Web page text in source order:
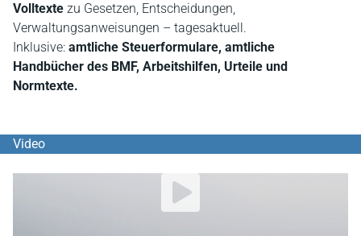
Volltexte zu Gesetzen, Entscheidungen,
Verwaltungsanweisungen – tagesaktuell.
Inklusive: amtliche Steuerformulare, amtliche
Handbücher des BMF, Arbeitshilfen, Urteile und
Normtexte.
Video